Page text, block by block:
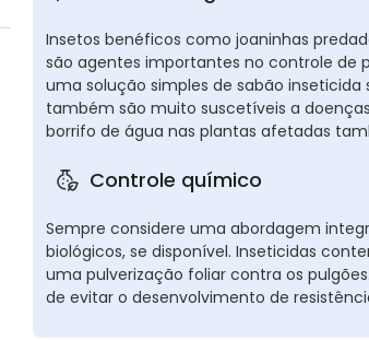
Insetos benéficos como joaninhas
são agentes importantes no controle de
uma solução simples de sabão inseticida
também são muito suscetíveis a
borrifo de água nas plantas afetadas
Controle químico
Sempre considere uma abordagem
biológicos, se disponível. Inseticidas
uma pulverização foliar contra os
de evitar o desenvolvimento de